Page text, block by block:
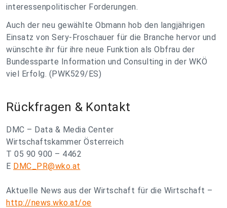
interessenpolitischer Forderungen.
Auch der neu gewählte Obmann hob den langjährigen
Einsatz von Sery-Froschauer für die Branche hervor und
wünschte ihr für ihre neue Funktion als Obfrau der
Bundessparte Information und Consulting in der WKÖ
viel Erfolg. (PWK529/ES)
Rückfragen & Kontakt
DMC – Data & Media Center
Wirtschaftskammer Österreich
T 05 90 900 – 4462
E DMC_PR@wko.at
Aktuelle News aus der Wirtschaft für die Wirtschaft –
http://news.wko.at/oe